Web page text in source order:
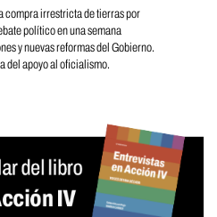
compra irrestricta de tierras por
político en una semana
y nuevas reformas del Gobierno.
del apoyo al oficialismo.